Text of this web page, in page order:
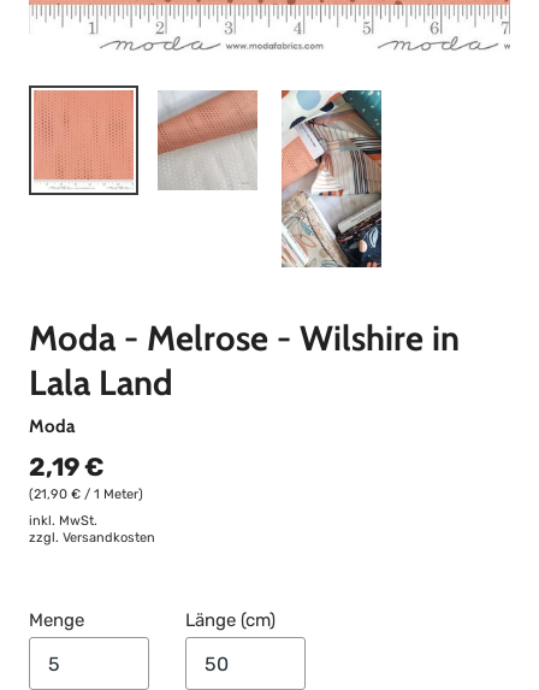
Moda - Melrose - Wilshire in
Lala Land
Moda
2,19 €
(21,90 € / 1 Meter)
inkl. MwSt.
zzgl. Versandkosten
Menge Länge (cm)